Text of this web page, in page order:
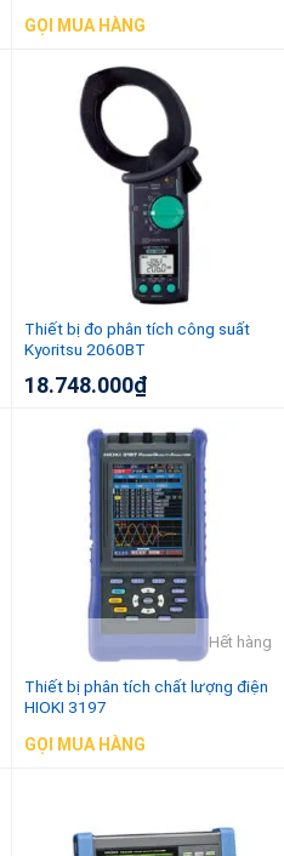
GỌI MUA HÀNG
Thiết bị đo phân tích công suất
Kyoritsu 2060BT
18.748.000₫
Hết hàng
Thiết bị phân tích chất lượng điện
HIOKI 3197
GỌI MUA HÀNG